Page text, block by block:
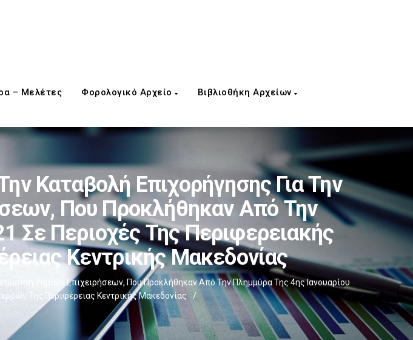
– Μελέτες Φορολογικό Αρχείο Βιβλιοθήκη Αρχείων
Καταβολή Επιχορήγησης Για Την
Που Προκλήθηκαν Από Την
Σε Περιοχές Της Περιφερειακής
Κεντρικής Μακεδονίας
Ζημιών Επιχειρήσεων, Που Προκλήθηκαν Από Την Πλημμύρα Της 4ης Ιανουαρίου
Της Περιφέρειας Κεντρικής Μακεδονίας
/